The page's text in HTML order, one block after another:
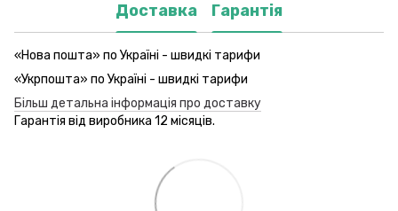
Доставка Гарантія
«Нова пошта» по Україні - швидкі тарифи
«Укрпошта» по Україні - швидкі тарифи
Більш детальна інформація про доставку
Гарантія від виробника 12 місяців.